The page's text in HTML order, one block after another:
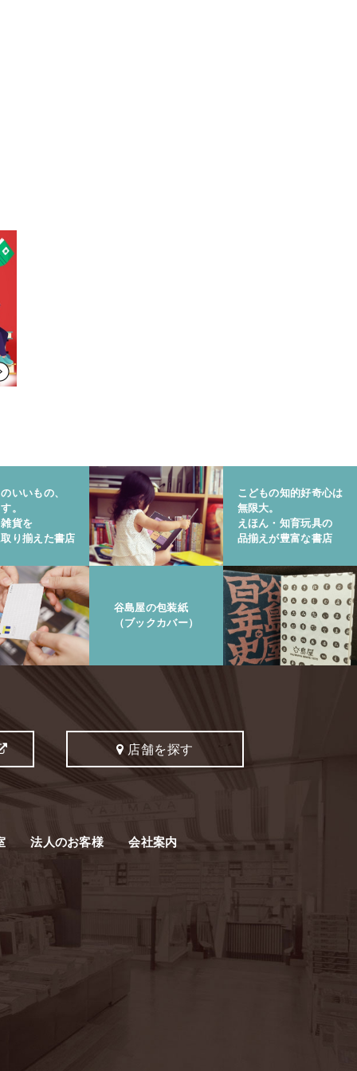
いいもの、
。
貨を
り揃えた書店
こどもの知的好奇心は
無限大。
えほん・知育玩具の
品揃えが豊富な書店
谷島屋の包装紙
（ブックカバー）
店舗を探す
法人のお客様 会社案内